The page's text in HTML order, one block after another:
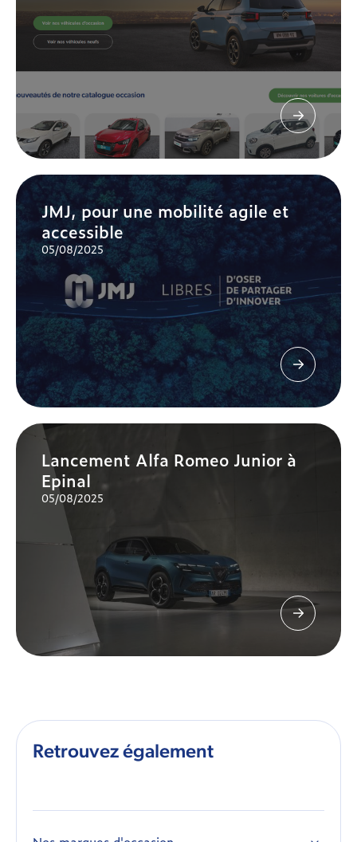
JMJ, pour une mobilité agile et
accessible
05/08/2025
Lancement Alfa Romeo Junior à
Epinal
05/08/2025
Retrouvez également